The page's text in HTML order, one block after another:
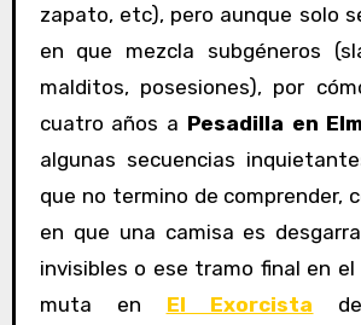
zapato, etc), pero aunque solo
en que mezcla subgéneros
malditos, posesiones), por
cuatro años a Pesadilla en
algunas secuencias
que no termino de comprender,
en que una camisa es
invisibles o ese tramo final en el
muta en El Exorcista de